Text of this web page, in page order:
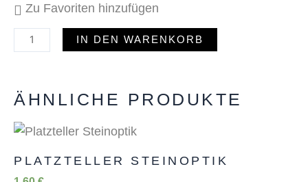
Zu Favoriten hinzufügen
IN DEN WARENKORB
ÄHNLICHE PRODUKTE
PLATZTELLER STEINOPTIK